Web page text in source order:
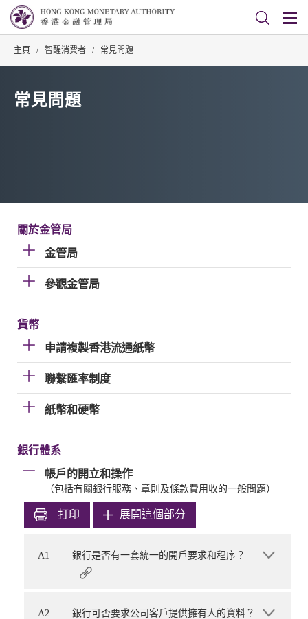
主頁 / 智醒消費者 / 常見問題
常見問題
關於金管局
金管局
參觀金管局
貨幣
申請複製香港流通紙幣
聯繫匯率制度
紙幣和硬幣
銀行體系
帳戶的開立和操作
（包括有關銀行服務、章則及條款費用收的一般問題）
打印 展開這個部分
A1 銀行是否有一套統一的開戶要求和程序？
A2 銀行可否要求公司客戶提供擁有人的資料？